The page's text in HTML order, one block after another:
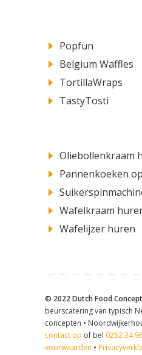
Popfun
Belgium Waffles
TortillaWraps
TastyTosti
​Oliebollenkraam
Pannenkoeken
Wafelkraam
Wafelijzer huren
© 2022 Dutch Food
beurscatering van typisch
concepten •
contact op of bel 0252 34
voorwaarden •